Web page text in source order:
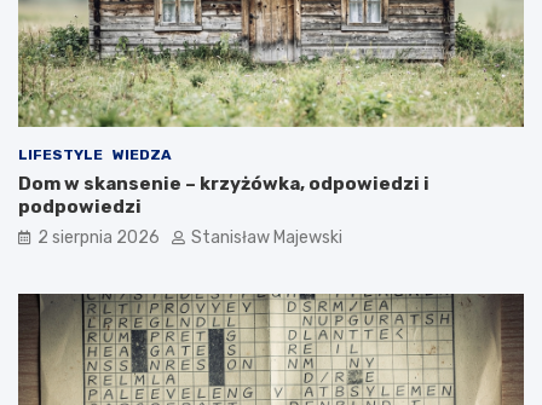
LIFESTYLE WIEDZA
Dom w skansenie – krzyżówka, odpowiedzi i
podpowiedzi
2 sierpnia 2026 Stanisław Majewski